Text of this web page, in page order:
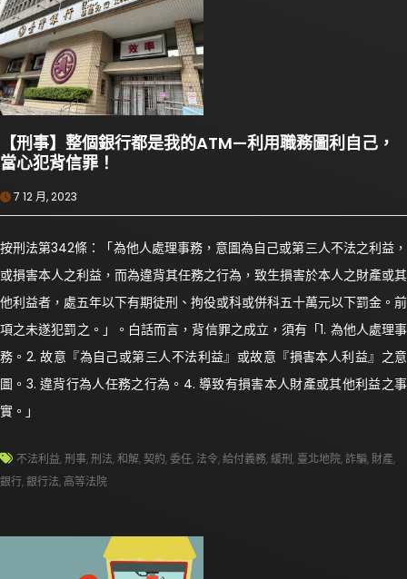
【刑事】整個銀行都是我的ATM—利用職務圖利自己，
當心犯背信罪！
7 12 月, 2023
按刑法第342條：「為他人處理事務，意圖為自己或第三人不法之利益，
或損害本人之利益，而為違背其任務之行為，致生損害於本人之財產或其
他利益者，處五年以下有期徒刑、拘役或科或併科五十萬元以下罰金。前
項之未遂犯罰之。」。白話而言，背信罪之成立，須有「1. 為他人處理事
務。2. 故意『為自己或第三人不法利益』或故意『損害本人利益』之意
圖。3. 違背行為人任務之行為。4. 導致有損害本人財產或其他利益之事
實。」
不法利益,刑事,刑法,和解, 契約,委任, 法令,給付義務,緩刑, 臺北地院,詐騙, 財產,
銀行, 銀行法, 高等法院